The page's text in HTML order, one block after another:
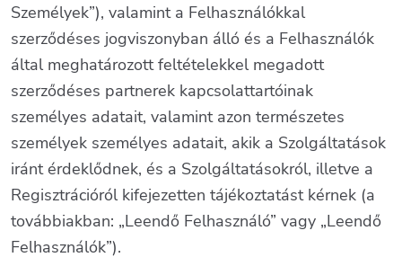
Személyek”), valamint a Felhasználókkal
szerződéses jogviszonyban álló és a Felhasználók
által meghatározott feltételekkel megadott
szerződéses partnerek kapcsolattartóinak
személyes adatait, valamint azon természetes
személyek személyes adatait, akik a Szolgáltatások
iránt érdeklődnek, és a Szolgáltatásokról, illetve a
Regisztrációról kifejezetten tájékoztatást kérnek (a
továbbiakban: „Leendő Felhasználó” vagy „Leendő
Felhasználók”).